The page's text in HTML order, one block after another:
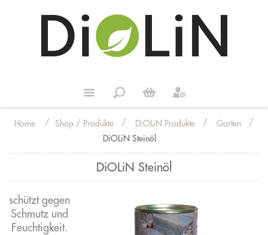
Home / Shop / Produkte / DiOLiN Produkte / Garten
/
DiOLiN Steinöl
DiOLiN Steinöl
schützt gegen
Schmutz und
Feuchtigkeit.